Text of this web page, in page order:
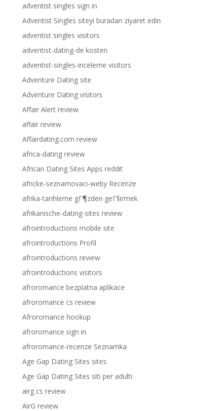
adventist singles sign in
Adventist Singles siteyi buradan ziyaret edin
adventist singles visitors
adventist-dating-de kosten
adventist-singles-inceleme visitors
Adventure Dating site
Adventure Dating visitors
Affair Alert review
affair review
Affairdating.com review
africa-dating review
African Dating Sites Apps reddit
africke-seznamovaci-weby Recenze
afrika-tarihleme gГ¶zden geГ§irmek
afrikanische-dating-sites review
afrointroductions mobile site
afrointroductions Profil
afrointroductions review
afrointroductions visitors
afroromance bezplatna aplikace
afroromance cs review
Afroromance hookup
afroromance sign in
afroromance-recenze Seznamka
Age Gap Dating Sites sites
Age Gap Dating Sites siti per adulti
airg cs review
AirG review